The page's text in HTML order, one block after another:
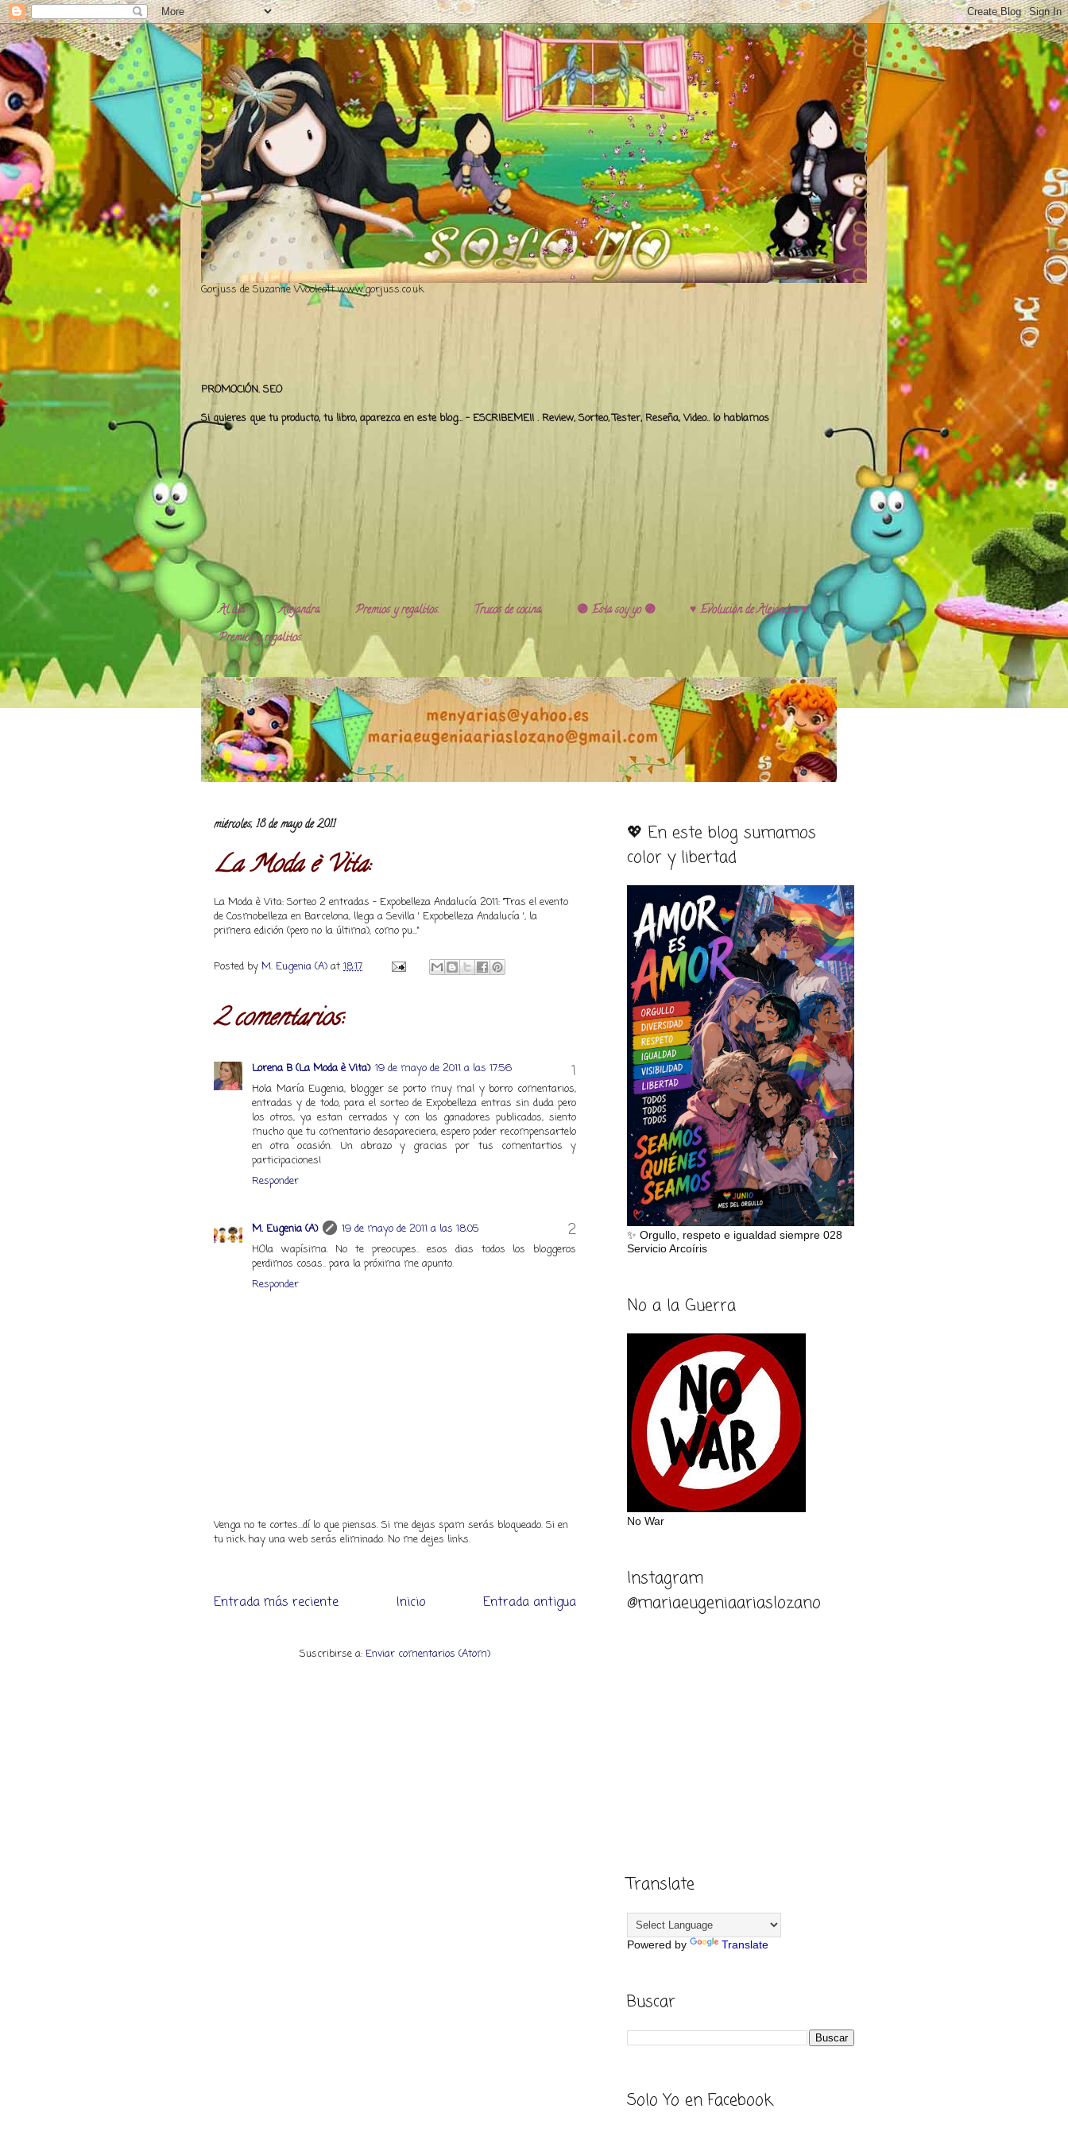
Gorjuss de Suzanne Woolcott www.gorjuss.co.uk
PROMOCIÓN. SEO
Si quieres que tu producto, tu libro, aparezca en este blog... - ESCRIBEME!! . Review, Sorteo, Tester, Reseña, Video.. lo hablamos
Al día Alejandra. Premios y regalitos. Trucos de cocina. 🟣 Esta soy yo 🟣
♥️ Evolución de Alejandra ♥️
Premios y regalitos.
miércoles, 18 de mayo de 2011
La Moda è Vita:
La Moda è Vita: Sorteo 2 entradas - Expobelleza Andalucía 2011: "Tras el evento
de Cosmobelleza en Barcelona, llega a Sevilla ' Expobelleza Andalucía ', la
primera edición (pero no la última), como pu..."
Posted by M. Eugenia (A) at 18:17
2 comentarios:
Lorena B (La Moda è Vita) 19 de mayo de 2011 a las 17:56
Hola María Eugenia, blogger se porto muy mal y borro comentarios,
entradas y de todo, para el sorteo de Expobelleza entras sin duda pero
los otros, ya estan cerrados y con los ganadores publicados, siento
mucho que tu comentario desapareciera, espero poder recompensartelo
en otra ocasión. Un abrazo y gracias por tus comentartios y
participaciones!
Responder
M. Eugenia (A)
19 de mayo de 2011 a las 18:05
HOla wapísima. No te preocupes.. esos dias todos los bloggeros
perdimos cosas.. para la próxima me apunto.
Responder
Venga no te cortes...dí lo que piensas. Si me dejas spam serás bloqueado. Si en
tu nick hay una web serás eliminado. No me dejes links.
Entrada más reciente Entrada antigua
Inicio
Suscribirse a: Enviar comentarios (Atom)
💖 En este blog sumamos
color y libertad
✨ Orgullo, respeto e igualdad siempre 028
Servicio Arcoíris
No a la Guerra
No War
Instagram
@mariaeugeniaariaslozano
Translate
Powered by Translate
Buscar
Solo Yo en Facebook